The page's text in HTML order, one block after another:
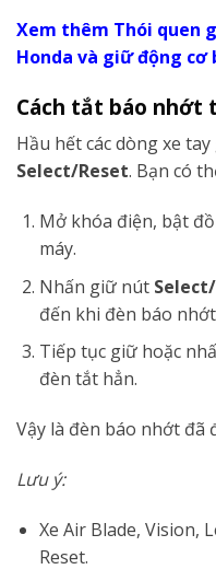
Xem thêm Thói quen
Honda và giữ động cơ
Cách tắt báo nhớt
Hầu hết các dòng xe
Select/Reset. Bạn có
Mở khóa điện, bật
máy.
Nhấn giữ nút
đến khi đèn báo
Tiếp tục giữ hoặc
đèn tắt hẳn.
Vậy là đèn báo nhớt đã
Lưu ý:
Xe Air Blade, Vision,
Reset.